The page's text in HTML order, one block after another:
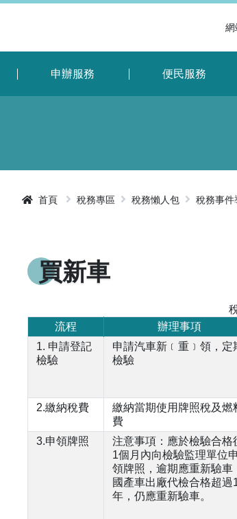
網
申辦服務 便民服務
首頁 稅務專區 稅務懶人包 稅務事件
買新車
流程
辦理事項
1. 申請登記
檢驗
申請汽車新﹝重﹞領，定
檢驗
2.繳納稅費
繳納當期使用牌照稅及燃
費
3.申領牌照
注意事項：應於檢驗合格
1個月內向檢驗監理單位申
領牌照，逾期應重新驗車
國產車出廠代檢合格超過
年，仍應重新驗車。